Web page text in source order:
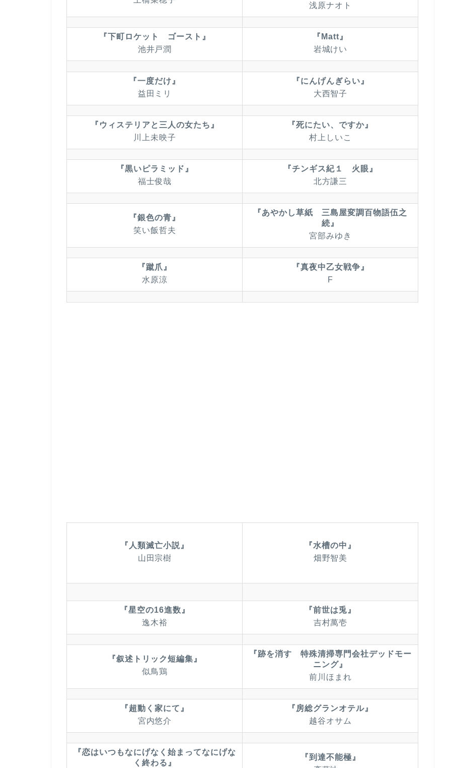
浅原ナオト
『下町ロケット ゴースト』
池井戸潤
『Matt』
岩城けい
『一度だけ』
益田ミリ
『にんげんぎらい』
大西智子
『ウィステリアと三人の女たち』
川上未映子
『死にたい、ですか』
村上しいこ
『黒いピラミッド』
福士俊哉
『チンギス紀１ 火眼』
北方謙三
『銀色の青』
笑い飯哲夫
『あやかし草紙 三島屋変調百物語伍之
続』
宮部みゆき
『蹴爪』
水原涼
『真夜中乙女戦争』
F
『人類滅亡小説』
山田宗樹
『水槽の中』
畑野智美
『星空の16進数』
逸木裕
『前世は兎』
吉村萬壱
『叙述トリック短編集』
似鳥鶏
『跡を消す 特殊清掃専門会社デッドモー
ニング』
前川ほまれ
『超動く家にて』
宮内悠介
『房総グランオテル』
越谷オサム
『恋はいつもなにげなく始まってなにげな
く終わる』
『到達不能極』